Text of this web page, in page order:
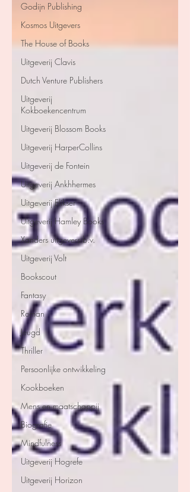
Godijn Publishing
Kosmos Uitgevers
The House of Books
Uitgeverij Clavis
Dutch Venture Publishers
Uitgeverij
Kokboekencentrum
Uitgeverij Blossom Books
Uitgeverij HarperCollins
Uitgeverij de Fontein
Uitgeverij Ankhhermes
Uitgeverij Elikser
Uitgeverij Hamley Books
Xanders uitgevers b.v.
Uitgeverij Volt
Bookscout
Fantasy
Roman
Jeugd
Thriller
Persoonlijke ontwikkeling
Kookboeken
Mens en maatschappij
Biografie
Mindfulness
Uitgeverij Hogrefe
Uitgeverij Horizon